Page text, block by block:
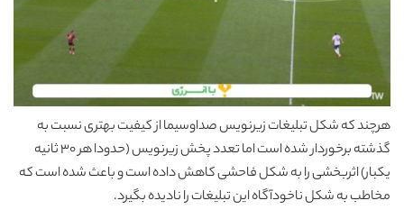
هرچند که شکل تبلیغات زیرنویس صداوسیما از کیفیت بهتری نسبت به
گذشته برخوردار شده است اما تعدد پخش زیرنویس (حدودا هر 30 ثانیه
یکبار) اثربخشی را به شکل فاحشی کاهش داده است و باعث شده است که
مخاطب به شکل ناخودآگاه این تبلیغات را نادیده بگیرد.